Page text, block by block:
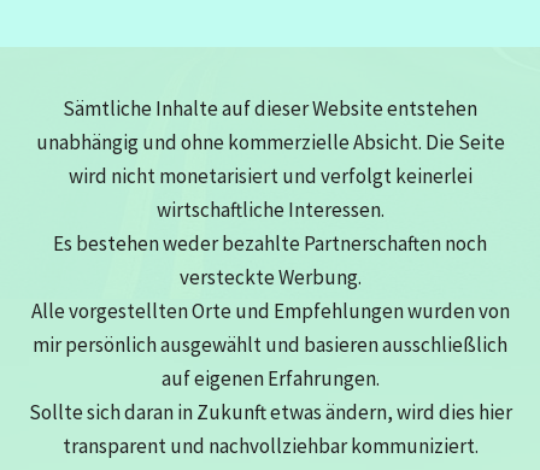
Sämtliche Inhalte auf dieser Website entstehen
unabhängig und ohne kommerzielle Absicht. Die Seite
wird nicht monetarisiert und verfolgt keinerlei
wirtschaftliche Interessen.
Es bestehen weder bezahlte Partnerschaften noch
versteckte Werbung.
Alle vorgestellten Orte und Empfehlungen wurden von
mir persönlich ausgewählt und basieren ausschließlich
auf eigenen Erfahrungen.
Sollte sich daran in Zukunft etwas ändern, wird dies hier
transparent und nachvollziehbar kommuniziert.